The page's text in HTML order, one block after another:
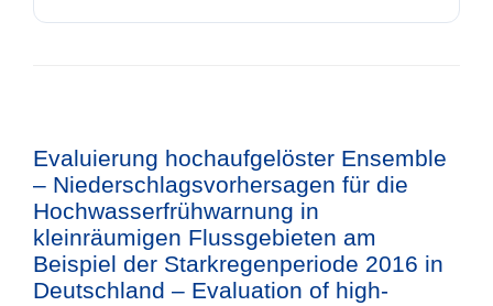
Evaluierung hochaufgelöster Ensemble
– Niederschlagsvorhersagen für die
Hochwasserfrühwarnung in
kleinräumigen Flussgebieten am
Beispiel der Starkregenperiode 2016 in
Deutschland – Evaluation of high-